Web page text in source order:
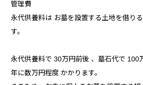
管理費
永代供養料は お墓を設置する土地を借り
す。
永代供養料で 30万円前後 、墓石代で 100
年に数万円程度 かかります。